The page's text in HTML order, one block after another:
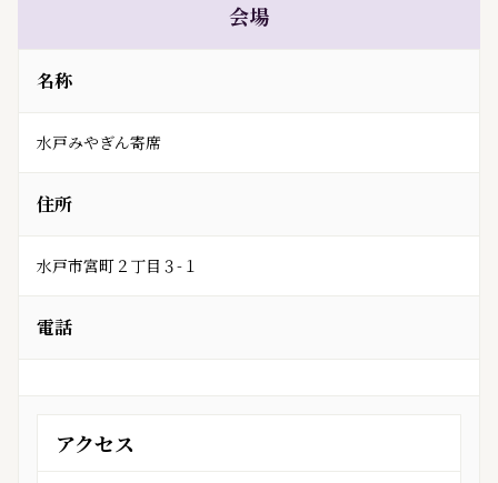
会場
名称
水戸みやぎん寄席
住所
水戸市宮町２丁目３-１
電話
アクセス